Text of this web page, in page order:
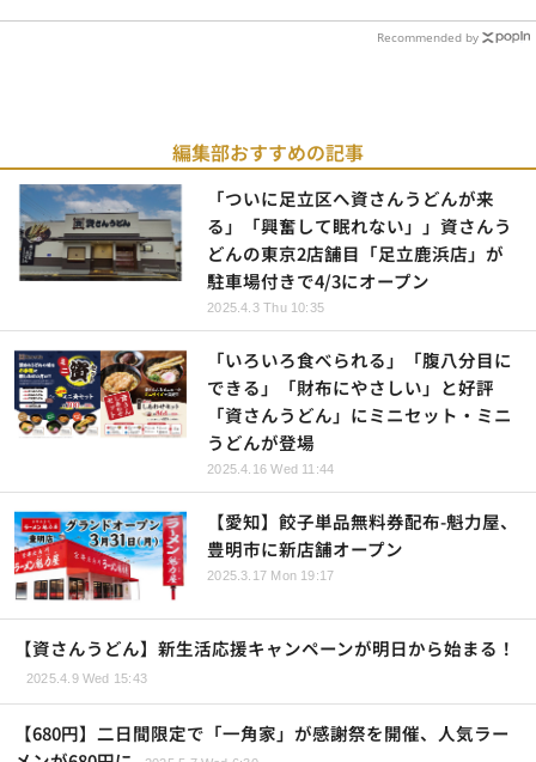
Recommended by
編集部おすすめの記事
「ついに足立区へ資さんうどんが来
る」「興奮して眠れない」」資さんう
どんの東京2店舗目「足立鹿浜店」が
駐車場付きで4/3にオープン
2025.4.3 Thu 10:35
「いろいろ食べられる」「腹八分目に
できる」「財布にやさしい」と好評
「資さんうどん」にミニセット・ミニ
うどんが登場
2025.4.16 Wed 11:44
【愛知】餃子単品無料券配布-魁力屋、
豊明市に新店舗オープン
2025.3.17 Mon 19:17
【資さんうどん】新生活応援キャンペーンが明日から始まる！
2025.4.9 Wed 15:43
【680円】二日間限定で「一角家」が感謝祭を開催、人気ラー